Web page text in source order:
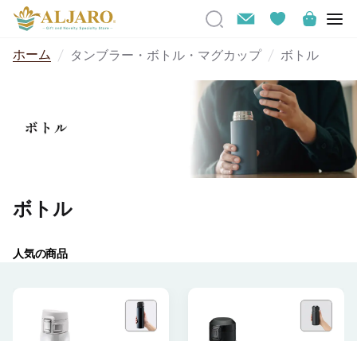
ホーム タンブラー・ボトル・マグカップ ボトル
ボトル
人気の商品